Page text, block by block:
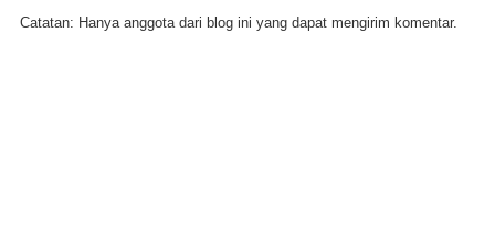
Catatan: Hanya anggota dari blog ini yang dapat mengirim komentar.